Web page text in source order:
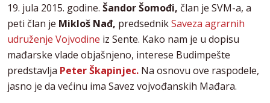
19. jula 2015. godine. Šandor Šomođi, član je SVM-a, a
peti član je Mikloš Nađ, predsednikSaveza agrarnih
udruženje Vojvodine iz Sente. Kako nam je u dopisu
mađarske vlade objašnjeno, interese Budimpešte
predstavlja Peter Škapinjec. Na osnovu ove raspodele,
jasno je da većinu ima Savez vojvođanskih Mađara.